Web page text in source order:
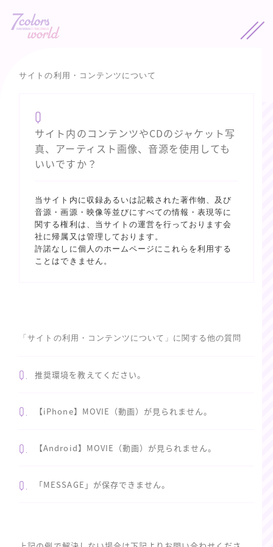
サイトの利用・コンテンツについて
Q
サイト内のコンテンツやCDのジャケット写
真、アーティスト画像、音源を使用しても
いいですか？
当サイト内に収録あるいは記載された著作物、及び
音源・画源・映像等並びにすべての情報・表現等に
関する権利は、 当サイト の運営を行っております会
社に帰属又は管理しております。
許諾なしに個人のホームページにこれらを利用する
ことはできません。
「サイトの利用・コンテンツについて」に関する他の質問
Q. 推奨環境を教えてください。
Q. 【iPhone】MOVIE（動画）が見られません。
Q. 【Android】MOVIE（動画）が見られません。
Q. 「MESSAGE」が保存できません。